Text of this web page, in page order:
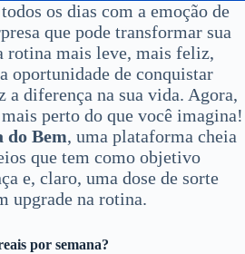
os dias com a emoção de
que pode transformar sua
rotina mais leve, mais feliz,
oportunidade de conquistar
a diferença na sua vida. Agora,
perto do que você imagina!
do Bem, uma plataforma cheia
que tem como objetivo
e, claro, uma dose de sorte
upgrade na rotina.
por semana?